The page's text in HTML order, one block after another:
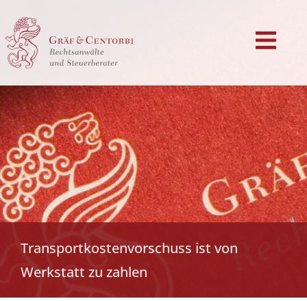
Transportkostenvorschuss ist von
Werkstatt zu zahlen